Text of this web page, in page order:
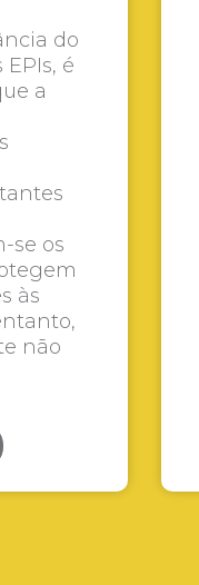
do
é
a
se os
às
não